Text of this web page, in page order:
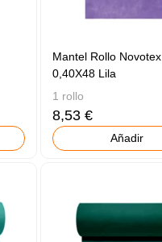
Mantel Rollo Novotex
0,40X48 Lila
1 rollo
8,53 €
Añadir